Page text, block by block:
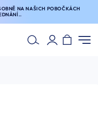
NA NAŠICH POBOČKÁCH